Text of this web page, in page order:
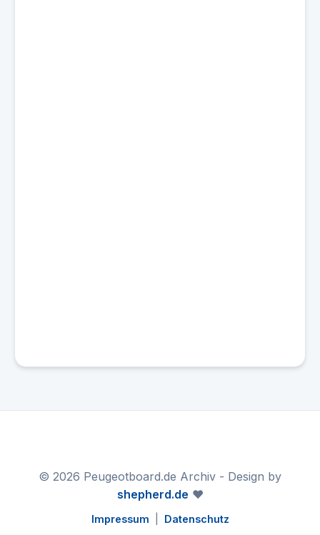
© 2026 Peugeotboard.de Archiv - Design by
shepherd.de ❤️
Impressum Datenschutz